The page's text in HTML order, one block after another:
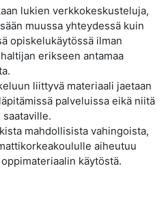
lukien verkkokeskusteluja,
muussa yhteydessä kuin
opiskelukäytössä ilman
erikseen antamaa
liittyvä materiaali jaetaan
palveluissa eikä niitä
mahdollisista vahingoista,
aiheutuu
käytöstä.